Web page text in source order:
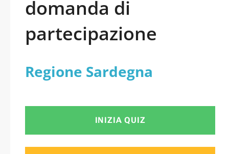
domanda di
partecipazione
Regione Sardegna
INIZIA QUIZ